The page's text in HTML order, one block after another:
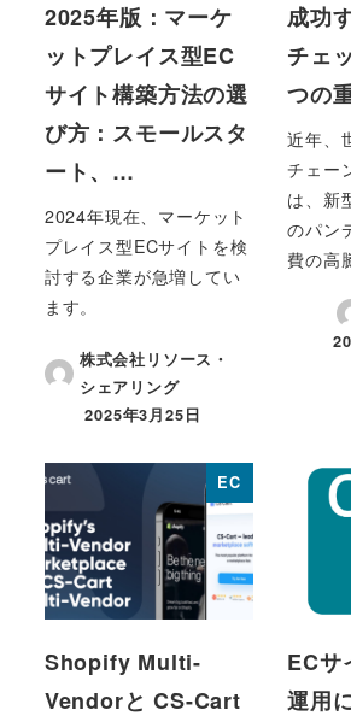
2025年版：マーケ
ットプレイス型EC
サイト構築方法の選
び方：スモールスタ
ート、…
2024年現在、マーケット
プレイス型ECサイトを検
討する企業が急増してい
ます。
株式会社リソース・
シェアリング
投稿日
2025年3月25日
成功
チェ
つの
近年、
チェー
は、新
のパン
費の高
EC
Shopify Multi-
Vendorと CS-Cart
ECサ
運用